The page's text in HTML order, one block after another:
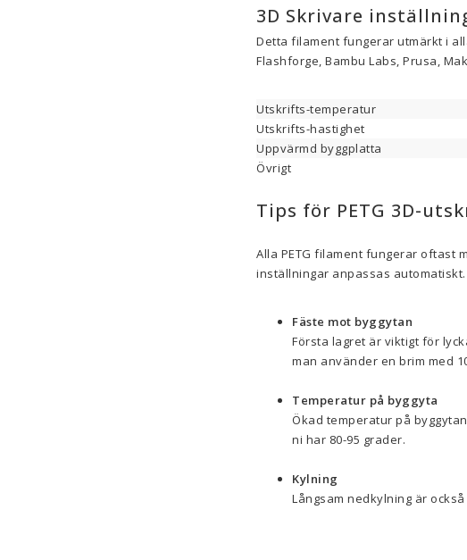
3D Skrivare
Detta filament fungerar utmärkt i
Flashforge, Bambu Labs, Prusa,
Utskrifts-temperatur
Utskrifts-hastighet
Uppvärmd byggplatta
Övrigt
Tips för PETG 3D-
Alla PETG filament fungerar oftast
inställningar anpassas
Fäste mot byggytan
Första lagret är viktigt för
man använder en brim med
Temperatur på byggyta
Ökad temperatur på
ni har 80-95 grader.
Kylning
Långsam nedkylning är också